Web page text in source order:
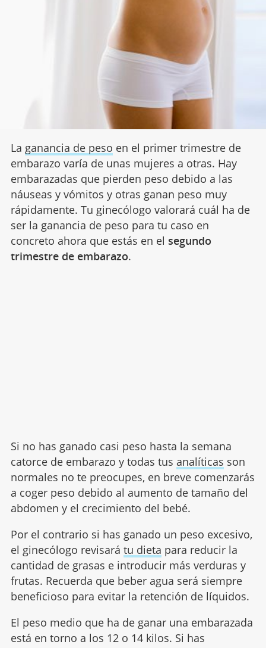
La ganancia de peso en el primer trimestre de
embarazo varía de unas mujeres a otras. Hay
embarazadas que pierden peso debido a las
náuseas y vómitos y otras ganan peso muy
rápidamente. Tu ginecólogo valorará cuál ha de
ser la ganancia de peso para tu caso en
concreto ahora que estás en el segundo
trimestre de embarazo.
Si no has ganado casi peso hasta la semana
catorce de embarazo y todas tus analíticas son
normales no te preocupes, en breve comenzarás
a coger peso debido al aumento de tamaño del
abdomen y el crecimiento del bebé.
Por el contrario si has ganado un peso excesivo,
el ginecólogo revisará tu dieta para reducir la
cantidad de grasas e introducir más verduras y
frutas. Recuerda que beber agua será siempre
beneficioso para evitar la retención de líquidos.
El peso medio que ha de ganar una embarazada
está en torno a los 12 o 14 kilos. Si has